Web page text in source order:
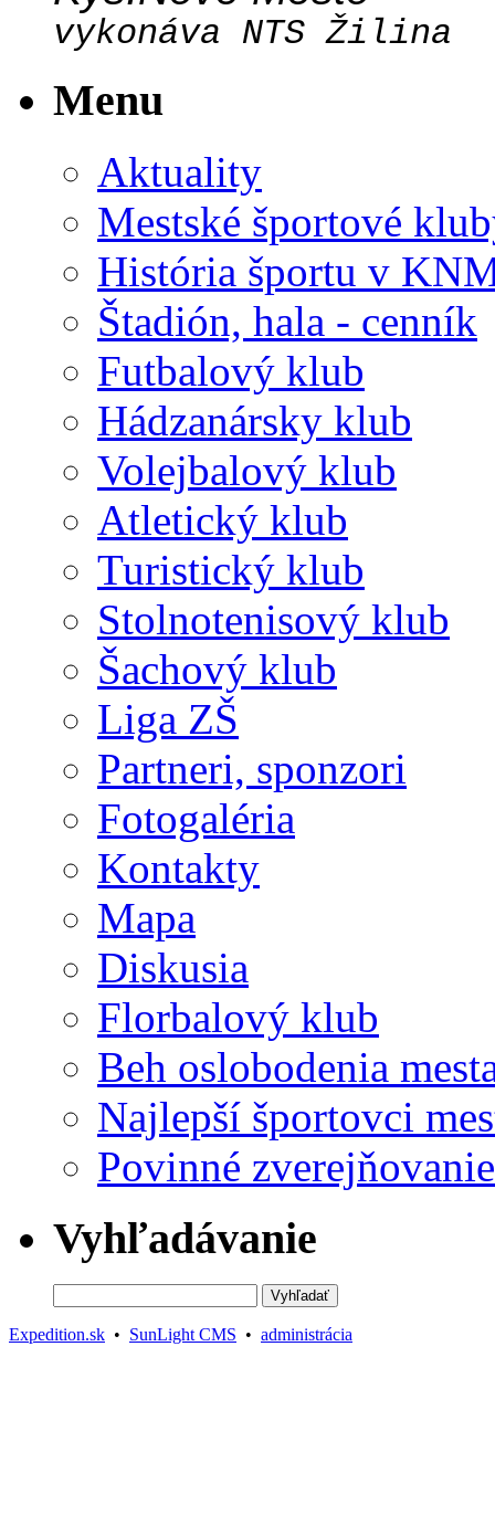
vykonáva NTS Žilina
Menu
Aktuality
Mestské športové
História športu v
Štadión, hala - cenník
Futbalový klub
Hádzanársky klub
Volejbalový klub
Atletický klub
Turistický klub
Stolnotenisový klub
Šachový klub
Liga ZŠ
Partneri, sponzori
Fotogaléria
Kontakty
Mapa
Diskusia
Florbalový klub
Beh oslobodenia
Najlepší športovci
Povinné zverejňovanie
Vyhľadávanie
Expedition.sk • SunLight CMS • administrácia